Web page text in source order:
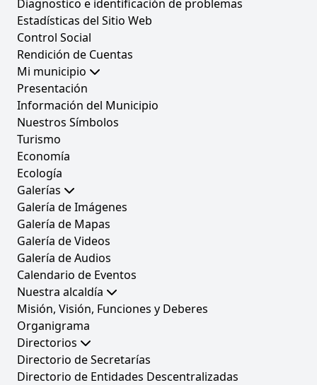
Diagnostico e identificación de problemas
Estadísticas del Sitio Web
Control Social
Rendición de Cuentas
Mi municipio
Presentación
Información del Municipio
Nuestros Símbolos
Turismo
Economía
Ecología
Galerías
Galería de Imágenes
Galería de Mapas
Galería de Videos
Galería de Audios
Calendario de Eventos
Nuestra alcaldía
Misión, Visión, Funciones y Deberes
Organigrama
Directorios
Directorio de Secretarías
Directorio de Entidades Descentralizadas